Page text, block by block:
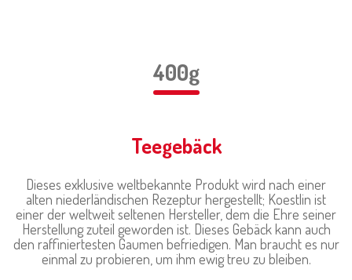
400g
Teegebäck
Dieses exklusive weltbekannte Produkt wird nach einer
alten niederländischen Rezeptur hergestellt; Koestlin ist
einer der weltweit seltenen Hersteller, dem die Ehre seiner
Herstellung zuteil geworden ist. Dieses Gebäck kann auch
den raffiniertesten Gaumen befriedigen. Man braucht es nur
einmal zu probieren, um ihm ewig treu zu bleiben.